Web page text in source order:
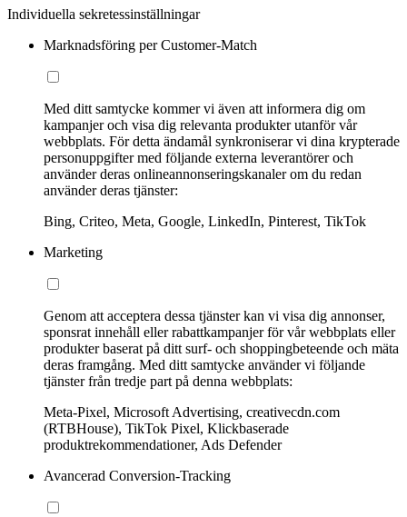
Individuella sekretessinställningar
Marknadsföring per Customer-Match
Med ditt samtycke kommer vi även att informera dig om
kampanjer och visa dig relevanta produkter utanför vår
webbplats. För detta ändamål synkroniserar vi dina krypterade
personuppgifter med följande externa leverantörer och
använder deras onlineannonseringskanaler om du redan
använder deras tjänster:
Bing, Criteo, Meta, Google, LinkedIn, Pinterest, TikTok
Marketing
Genom att acceptera dessa tjänster kan vi visa dig annonser,
sponsrat innehåll eller rabattkampanjer för vår webbplats eller
produkter baserat på ditt surf- och shoppingbeteende och mäta
deras framgång. Med ditt samtycke använder vi följande
tjänster från tredje part på denna webbplats:
Meta-Pixel, Microsoft Advertising, creativecdn.com
(RTBHouse), TikTok Pixel, Klickbaserade
produktrekommendationer, Ads Defender
Avancerad Conversion-Tracking